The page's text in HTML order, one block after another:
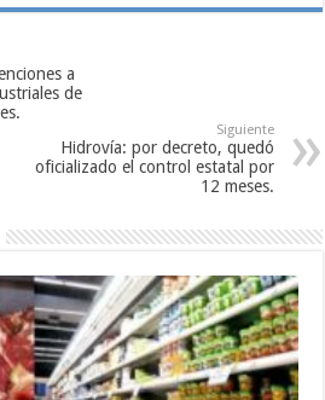
a
de
Siguiente
Hidrovía: por decreto, quedó
oficializado el control estatal por
12 meses.